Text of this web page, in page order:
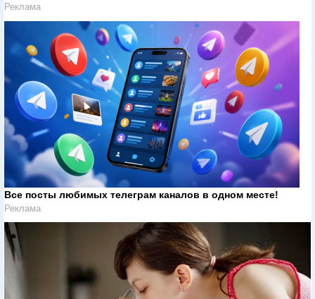
Реклама
Все посты любимых телеграм каналов в одном месте!
Реклама